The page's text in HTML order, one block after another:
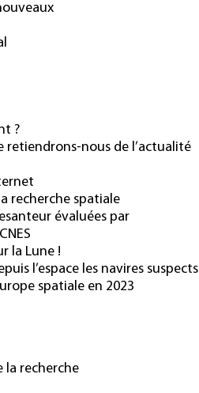
?
retiendrons-nous de l’actualité
recherche spatiale
évaluées par
la Lune !
l’espace les navires suspects
spatiale en 2023
la recherche